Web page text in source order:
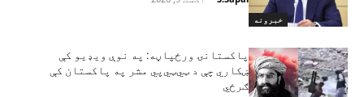
خبرونه
پاکستانۍ ورځپاڼه: په نوې ویډیو کې
ښکاري چې د ټي‌ټي‌پي مشر په پاکستان کې
ګرځي